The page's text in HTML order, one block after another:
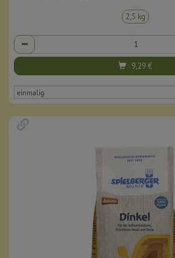
2,5 kg
Anzahl
9,29€